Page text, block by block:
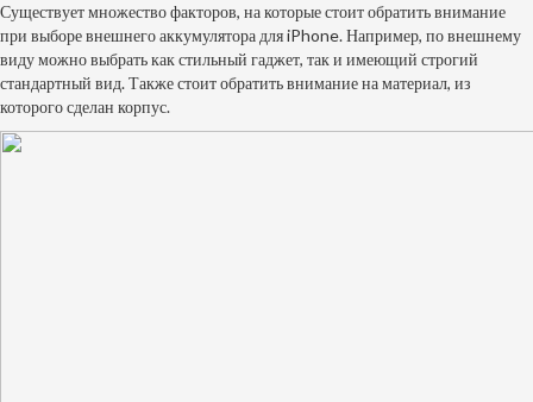
Существует множество факторов, на которые стоит обратить внимание
при выборе внешнего аккумулятора для iPhone. Например, по внешнему
виду можно выбрать как стильный гаджет, так и имеющий строгий
стандартный вид. Также стоит обратить внимание на материал, из
которого сделан корпус.